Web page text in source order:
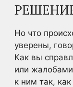
Но что
уверены,
Как вы
или
к ним так,